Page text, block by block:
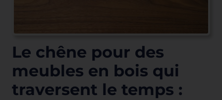
Le chêne pour des
meubles en bois qui
traversent le temps :